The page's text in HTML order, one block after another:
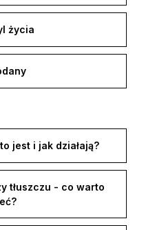
życia
jest i jak działają?
tłuszczu - co warto